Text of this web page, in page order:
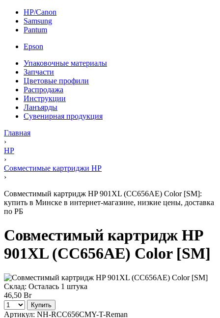
HP/Canon
Samsung
Pantum
Epson
Упаковочные материалы
Запчасти
Цветовые профили
Распродажа
Инструкции
Ланъярды
Сувенирная продукция
Главная
›
HP
›
Совместимые картриджи HP
›
Совместимый картридж HP 901XL (CC656AE) Color [SM]:
купить в Минске в интернет-магазине, низкие цены, доставка
по РБ
Совместимый картридж HP
901XL (CC656AE) Color [SM]
Склад: Осталась 1 штука
46,50 Br
Купить
Артикул: NH-RCC656CMY-T-Reman